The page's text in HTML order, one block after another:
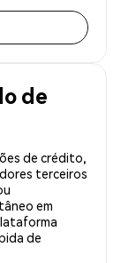
de
de crédito,
terceiros
em
de